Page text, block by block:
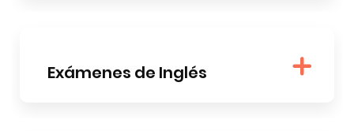
Exámenes de Inglés